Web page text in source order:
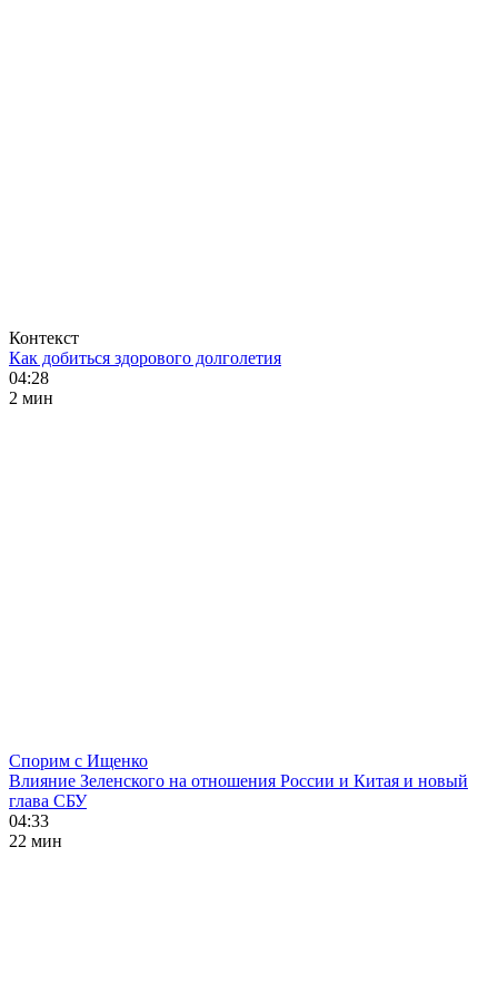
Контекст
Как добиться здорового долголетия
04:28
2 мин
Спорим с Ищенко
Влияние Зеленского на отношения России и Китая и новый
глава СБУ
04:33
22 мин